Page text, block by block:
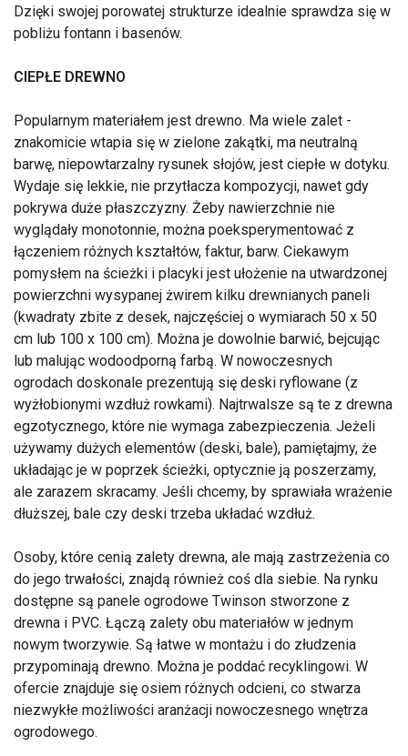
Dzięki swojej porowatej strukturze idealnie sprawdza się w
pobliżu fontann i basenów.
CIEPŁE DREWNO
Popularnym materiałem jest drewno. Ma wiele zalet -
znakomicie wtapia się w zielone zakątki, ma neutralną
barwę, niepowtarzalny rysunek słojów, jest ciepłe w dotyku.
Wydaje się lekkie, nie przytłacza kompozycji, nawet gdy
pokrywa duże płaszczyzny. Żeby nawierzchnie nie
wyglądały monotonnie, można poeksperymentować z
łączeniem różnych kształtów, faktur, barw. Ciekawym
pomysłem na ścieżki i placyki jest ułożenie na utwardzonej
powierzchni wysypanej żwirem kilku drewnianych paneli
(kwadraty zbite z desek, najczęściej o wymiarach 50 x 50
cm lub 100 x 100 cm). Można je dowolnie barwić, bejcując
lub malując wodoodporną farbą. W nowoczesnych
ogrodach doskonale prezentują się deski ryflowane (z
wyżłobionymi wzdłuż rowkami). Najtrwalsze są te z drewna
egzotycznego, które nie wymaga zabezpieczenia. Jeżeli
używamy dużych elementów (deski, bale), pamiętajmy, że
układając je w poprzek ścieżki, optycznie ją poszerzamy,
ale zarazem skracamy. Jeśli chcemy, by sprawiała wrażenie
dłuższej, bale czy deski trzeba układać wzdłuż.
Osoby, które cenią zalety drewna, ale mają zastrzeżenia co
do jego trwałości, znajdą również coś dla siebie. Na rynku
dostępne są panele ogrodowe Twinson stworzone z
drewna i PVC. Łączą zalety obu materiałów w jednym
nowym tworzywie. Są łatwe w montażu i do złudzenia
przypominają drewno. Można je poddać recyklingowi. W
ofercie znajduje się osiem różnych odcieni, co stwarza
niezwykłe możliwości aranżacji nowoczesnego wnętrza
ogrodowego.